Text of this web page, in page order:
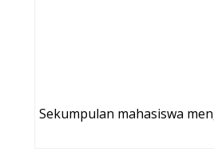
Sekumpulan mahasiswa